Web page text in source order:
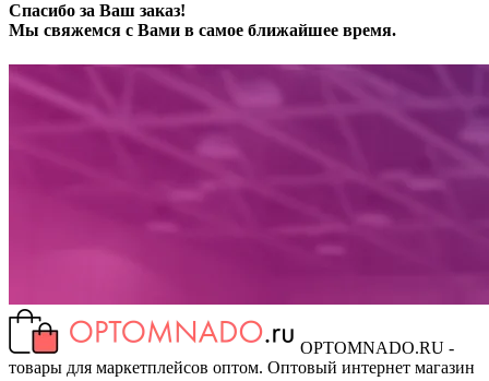
Спасибо за Ваш заказ!
Мы свяжемся с Вами в самое ближайшее время.
OPTOMNADO.RU -
товары для маркетплейсов оптом. Оптовый интернет магазин